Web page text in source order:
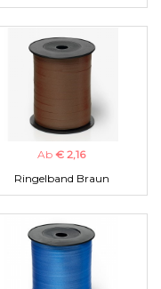
Ab € 2,16
Ringelband Braun